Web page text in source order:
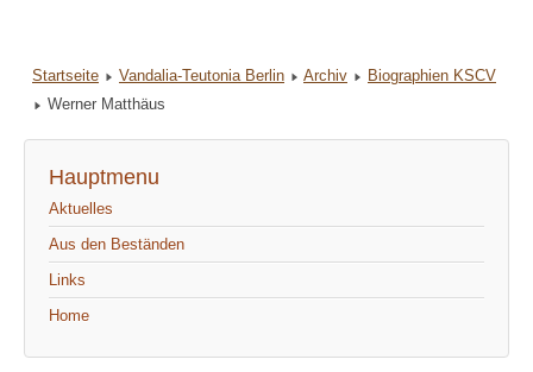
Startseite Vandalia-Teutonia Berlin Archiv
Biographien KSCV
Werner Matthäus
Hauptmenu
Aktuelles
Aus den Beständen
Links
Home